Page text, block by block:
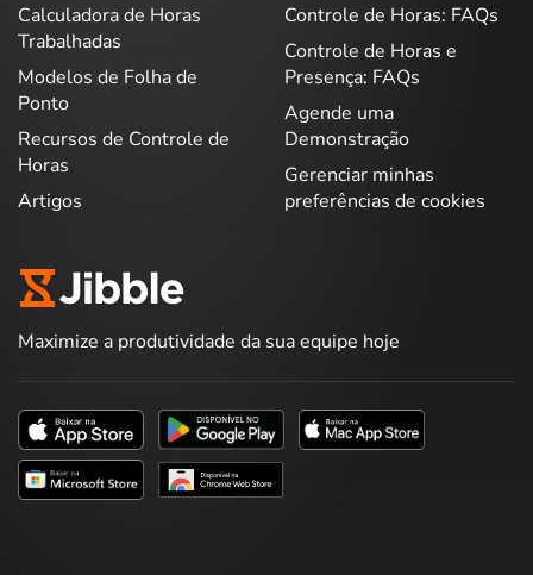
Calculadora de Horas
Trabalhadas
Modelos de Folha de
Ponto
Recursos de Controle de
Horas
Artigos
Controle de Horas: FAQs
Controle de Horas e
Presença: FAQs
Agende uma
Demonstração
Gerenciar minhas
preferências de cookies
Maximize a produtividade da sua equipe hoje